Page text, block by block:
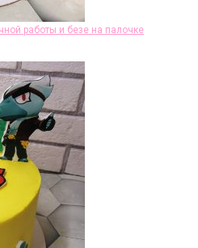
работы и безе на палочке